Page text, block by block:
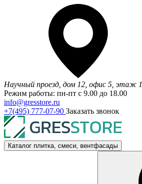
Научный проезд, дом 12, офис 5, этаж 1
Режим работы: пн-пт с 9.00 до 18.00
info@gresstore.ru
+7(495) 777-07-90 Заказать звонок
Каталог плитка, смеси, вентфасады